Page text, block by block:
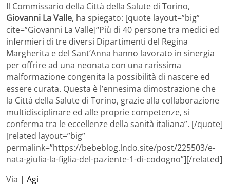
Il Commissario della Città della Salute di Torino,
Giovanni La Valle, ha spiegato: [quote layout=”big”
cite=”Giovanni La Valle]“Più di 40 persone tra medici ed
infermieri di tre diversi Dipartimenti del Regina
Margherita e del Sant’Anna hanno lavorato in sinergia
per offrire ad una neonata con una rarissima
malformazione congenita la possibilità di nascere ed
essere curata. Questa è l’ennesima dimostrazione che
la Città della Salute di Torino, grazie alla collaborazione
multidisciplinare ed alle proprie competenze, si
conferma tra le eccellenze della sanità italiana”. [/quote]
[related layout=”big”
permalink=”https://bebeblog.lndo.site/post/225503/e-
nata-giulia-la-figlia-del-paziente-1-di-codogno”][/related]
Via | Agi